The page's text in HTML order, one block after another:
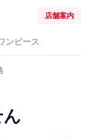
店舗案内
ンピース